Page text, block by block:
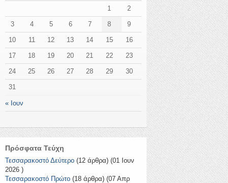
« Ιουν
1 2
3 4 5 6 7 8 9
10 11 12 13 14 15 16
17 18 19 20 21 22 23
24 25 26 27 28 29 30
31
Πρόσφατα Τεύχη
Τεσσαρακοστό Δεύτερο (12 άρθρα) (01 Ιουν
2026 )
Τεσσαρακοστό Πρώτο (18 άρθρα) (07 Απρ